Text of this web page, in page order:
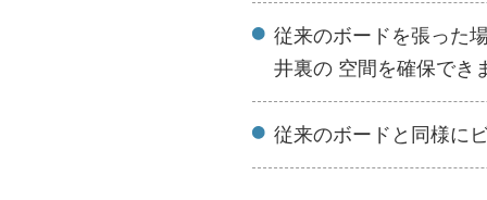
従来のボードを張った
井裏の 空間を確保でき
従来のボードと同様に